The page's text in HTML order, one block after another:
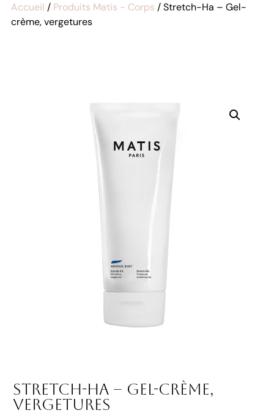
Accueil / Produits Matis - Corps / Stretch-Ha – Gel-
crème, vergetures
Stretch-Ha – Gel-crème,
vergetures